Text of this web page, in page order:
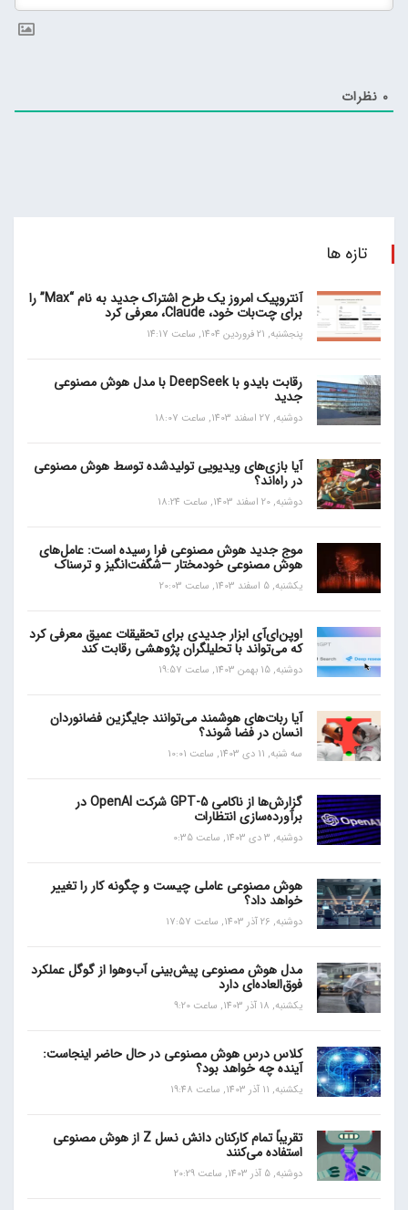
0 نظرات
تازه ها
آنتروپیک امروز یک طرح اشتراک جدید به نام “Max” را
برای چت‌بات خود، Claude، معرفی کرد
پنجشنبه, 21 فروردین 1404, ساعت 14:17
رقابت بایدو با DeepSeek با مدل هوش مصنوعی
جدید
دوشنبه, 27 اسفند 1403, ساعت 18:07
آیا بازی‌های ویدیویی تولیدشده توسط هوش مصنوعی
در راه‌اند؟
دوشنبه, 20 اسفند 1403, ساعت 18:24
موج جدید هوش مصنوعی فرا رسیده است: عامل‌های
هوش مصنوعی خودمختار —شگفت‌انگیز و ترسناک
یکشنبه, 5 اسفند 1403, ساعت 20:03
اوپن‌ای‌آی ابزار جدیدی برای تحقیقات عمیق معرفی کرد
که می‌تواند با تحلیلگران پژوهشی رقابت کند
دوشنبه, 15 بهمن 1403, ساعت 19:57
آیا ربات‌های هوشمند می‌توانند جایگزین فضانوردان
انسان در فضا شوند؟
سه شنبه, 11 دی 1403, ساعت 10:01
گزارش‌ها از ناکامی GPT-5 شرکت OpenAI در
برآورده‌سازی انتظارات
دوشنبه, 3 دی 1403, ساعت 0:35
هوش مصنوعی عاملی چیست و چگونه کار را تغییر
خواهد داد؟
دوشنبه, 26 آذر 1403, ساعت 17:57
مدل هوش مصنوعی پیش‌بینی آب‌و‌هوا از گوگل عملکرد
فوق‌العاده‌ای دارد
یکشنبه, 18 آذر 1403, ساعت 9:20
کلاس درس هوش مصنوعی در حال حاضر اینجاست:
آینده چه خواهد بود؟
یکشنبه, 11 آذر 1403, ساعت 19:48
تقریباً تمام کارکنان دانش نسل Z از هوش مصنوعی
استفاده می‌کنند
دوشنبه, 5 آذر 1403, ساعت 20:29